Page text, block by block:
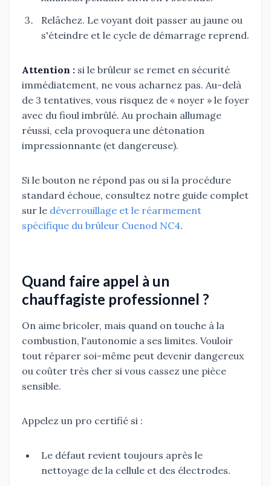
Relâchez. Le voyant doit passer au jaune ou
s'éteindre et le cycle de démarrage reprend.
Attention : si le brûleur se remet en sécurité
immédiatement, ne vous acharnez pas. Au-delà
de 3 tentatives, vous risquez de « noyer » le foyer
avec du fioul imbrûlé. Au prochain allumage
réussi, cela provoquera une détonation
impressionnante (et dangereuse).
Si le bouton ne répond pas ou si la procédure
standard échoue, consultez notre guide complet
sur le déverrouillage et le réarmement
spécifique du brûleur Cuenod NC4.
Quand faire appel à un
chauffagiste professionnel ?
On aime bricoler, mais quand on touche à la
combustion, l'autonomie a ses limites. Vouloir
tout réparer soi-même peut devenir dangereux
ou coûter très cher si vous cassez une pièce
sensible.
Appelez un pro certifié si :
Le défaut revient toujours après le
nettoyage de la cellule et des électrodes.